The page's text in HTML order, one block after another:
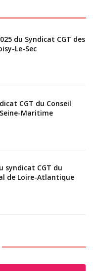
du Syndicat CGT des
Le-Sec
CGT du Conseil
Maritime
syndicat CGT du
de Loire-Atlantique